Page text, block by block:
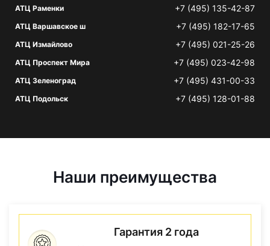
АТЦ Раменки +7 (495) 135-42-87
АТЦ Варшавское ш +7 (495) 182-17-65
АТЦ Измайлово +7 (495) 021-25-26
АТЦ Проспект Мира +7 (495) 023-42-98
АТЦ Зеленоград +7 (495) 431-00-33
АТЦ Подольск +7 (495) 128-01-88
Наши преимущества
Гарантия 2 года